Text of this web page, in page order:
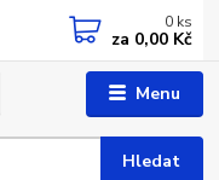
Menu
Hledat
0 ks
za 0,00 Kč